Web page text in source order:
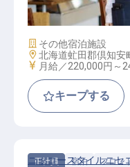
施設業態
その他宿泊施設
勤務地
北海道虻田郡倶知安
給与
月給／220,000円～
キープする
正社員 宿泊 フロン
ニッコースタイルニセ